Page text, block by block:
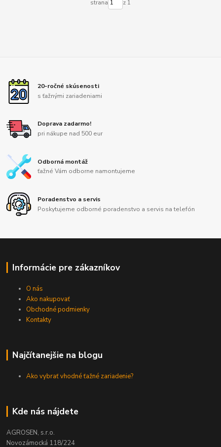
strana z 1
20-ročné skúsenosti
s ťažnými zariadeniami
Doprava zadarmo!
pri nákupe nad 500 eur
Odborná montáž
ťažné Vám odborne namontujeme
Poradenstvo a servis
Poskytujeme odborné poradenstvo a servis na telefón
Informácie pre zákazníkov
O nás
Ako nakupovať
Obchodné podmienky
Kontakty
Najčítanejšie na blogu
Ako vybrať vhodné ťažné zariadenie?
Kde nás nájdete
AGROSEN, s.r.o.
Novozámocká 118/224